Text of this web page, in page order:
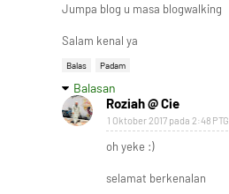
Jumpa blog u masa blogwalking
Salam kenal ya
Balas Padam
Balasan
Roziah @ Cie
1 Oktober 2017 pada 2:48 PTG
oh yeke :)
selamat berkenalan